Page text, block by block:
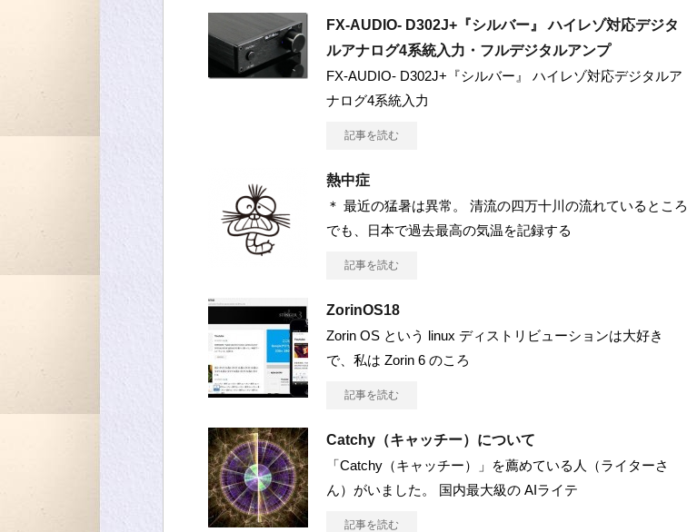
FX-AUDIO- D302J+『シルバー』 ハイレゾ対応デジタ
ルアナログ4系統入力・フルデジタルアンプ
FX-AUDIO- D302J+『シルバー』 ハイレゾ対応デジタルア
ナログ4系統入力
記事を読む
熱中症
＊ 最近の猛暑は異常。 清流の四万十川の流れているところ
でも、日本で過去最高の気温を記録する
記事を読む
ZorinOS18
Zorin OS という linux ディストリビューションは大好き
で、私は Zorin 6 のころ
記事を読む
Catchy（キャッチー）について
「Catchy（キャッチー）」を薦めている人（ライターさ
ん）がいました。 国内最大級の AIライテ
記事を読む